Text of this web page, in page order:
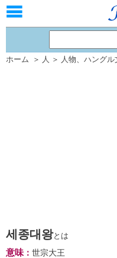
ホーム ＞ 人 ＞ 人物、 ハングル
세종대왕とは
意味： 世宗大王